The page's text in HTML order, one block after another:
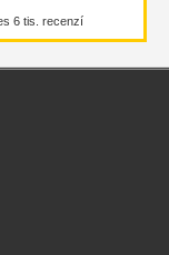
6 tis. recenzí